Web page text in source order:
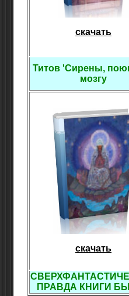
скачать
Титов 'Сирены,
мозгу
скачать
ПРАВДА КНИГИ